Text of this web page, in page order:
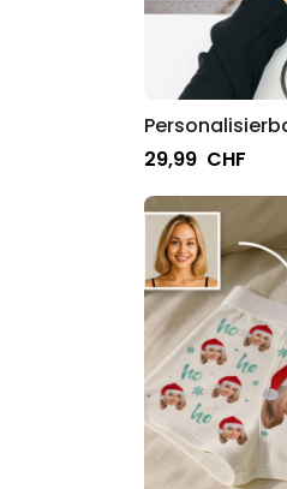
29,99 CHF